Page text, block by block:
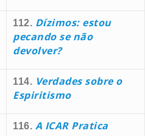
112. Dízimos: estou
pecando se não
devolver?
114. Verdades sobre o
Espiritismo
116. A ICAR Pratica